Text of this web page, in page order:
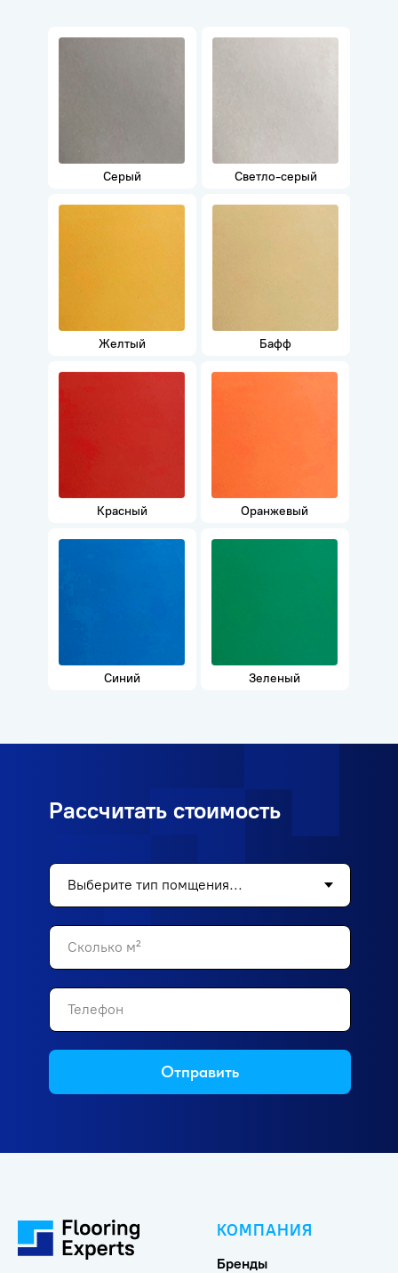
Серый Светло-серый
Желтый
Красный
Бафф
Оранжевый
Синий Зеленый
Рассчитать стоимость
Отправить
КОМПАНИЯ
Бренды